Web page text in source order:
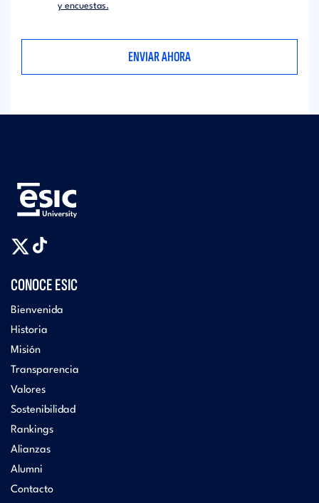
y encuestas.
CONOCE ESIC
Bienvenida
Historia
Misión
Transparencia
Valores
Sostenibilidad
Rankings
Alianzas
Alumni
Contacto